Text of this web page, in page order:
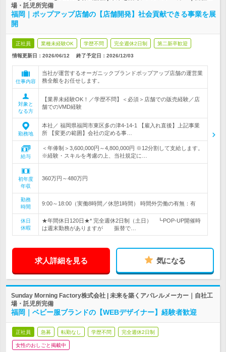
場・託児所完備
福岡｜ポップアップ店舗の【店舗開発】社会貢献できる事業を展
開
正社員 業種未経験OK 学歴不問 完全週休2日制 第二新卒歓迎
情報更新日：2026/06/12 終了予定日： 2026/12/03
仕事内容
当社が運営するオーガニックブランドポップアップ店舗の運営業
務全般をお任せします。
対象と
なる方
【業界未経験OK！／学歴不問】＜必須＞店舗での販売経験／店
舗でのVMD経験
勤務地
本社／ 福岡県福岡市東区多の津4-14-1 【雇入れ直後】上記事業
所 【変更の範囲】会社の定める事…
給与
＜年俸制＞3,600,000円～4,800,000円 ※12分割して支給します。
※経験・スキルを考慮の上、当社規定に…
初年度
年収
360万円～480万円
勤務
時間
9:00～18:00（実働8時間／休憩1時間） 時間外労働の有無：有
休日
休暇
★年間休日120日★* 完全週休2日制（土日） ┗POP-UP開催時
は週末勤務がありますが 振替で…
求人詳細を見る 気になる
Sunday Morning Factory株式会社 | 未来を築くアパレルメーカー｜自社工
場・託児所完備
福岡｜ベビー服ブランドの【WEBデザイナー】経験者歓迎
正社員 急募 転勤なし 学歴不問 完全週休2日制
女性のおしごと掲載中